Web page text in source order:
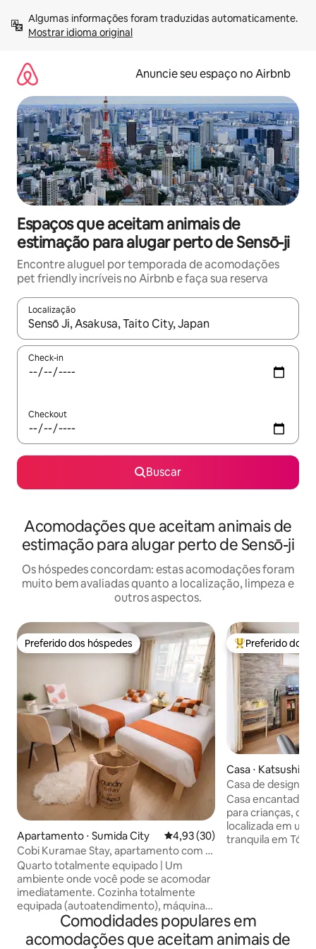
para
Mostrar idioma original
Anuncie seu espaço no Airbnb
Espaços que aceitam animais de
estimação para alugar perto de Sensō-ji
Encontre aluguel por temporada de acomodações
pet friendly incríveis no Airbnb e faça sua reserva
Localização
Quando os resultados estiverem disponíveis, explore-os
Check-in
Checkout
Buscar
Acomodações que aceitam animais de
estimação para alugar perto de Sensō-ji
Os hóspedes concordam: estas acomodações foram
muito bem avaliadas quanto a localização, limpeza e
outros aspectos.
Preferido dos hóspedes
Preferido dos hóspedes
Apartamento ⋅ Sumida City 4,93 de uma avaliação média
4,93 (30)
Cobi Kuramae Stay, apartamento com 2
camas de solteiro 2
Quarto totalmente equipado | Um
ambiente onde você pode se acomodar
imediatamente. Cozinha totalmente
equipada (autoatendimento), máquina
de lavar roupa e secador de banheiro. O
quarto é um quarto twin com 2 camas
de solteiro, e tem uma função de
Entre os
Preferido dos
Casa ⋅ Katsushika
Casa de designer
Takasago a 3
minutos | Skytree
quartos e 6
famílias com
Casa
para crianças, de
localizada em
tranquila em
— 17 minutos
minutos direto
Comodidades populares em
acomodações que aceitam animais de